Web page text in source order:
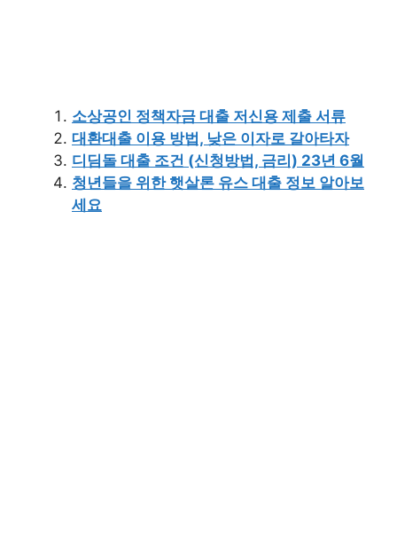
소상공인 정책자금 대출 저신용 제출 서류
대환대출 이용 방법, 낮은 이자로 갈아타자
디딤돌 대출 조건 (신청방법, 금리) 23년 6월
청년들을 위한 햇살론 유스 대출 정보 알아보
세요